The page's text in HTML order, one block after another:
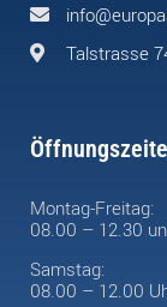
Talstrasse
Montag-Freitag:
08.00 – 12.30
Samstag:
08.00 – 12.00